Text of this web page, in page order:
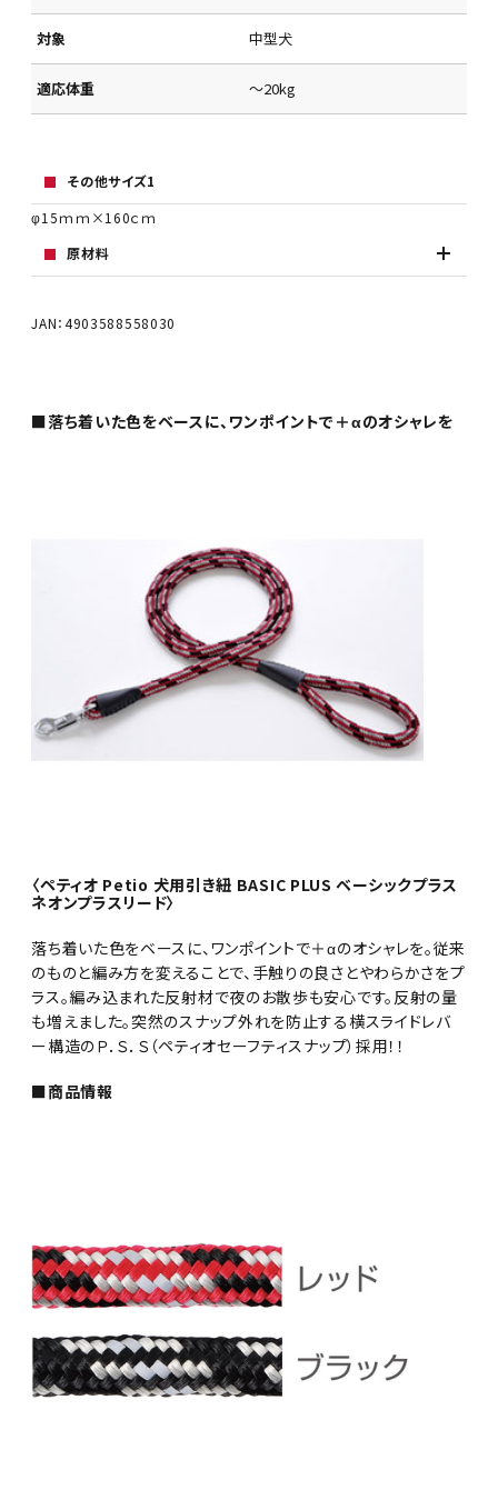
対象 中型犬
適応体重 ～20kg
その他サイズ1
φ15ｍｍ×160ｃｍ
原材料
JAN：4903588558030
■落ち着いた色をベースに、ワンポイントで＋αのオシャレを
〈ペティオ Petio 犬用引き紐 BASIC PLUS ベーシックプラス
ネオンプラスリード〉
落ち着いた色をベースに、ワンポイントで＋αのオシャレを。従来
のものと編み方を変えることで、手触りの良さとやわらかさをプ
ラス。編み込まれた反射材で夜のお散歩も安心です。反射の量
も増えました。突然のスナップ外れを防止する横スライドレバ
ー構造のＰ．Ｓ．Ｓ（ペティオセーフティスナップ）採用！！
■商品情報